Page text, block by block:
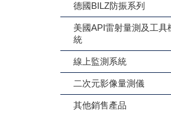
德國BILZ防振系列
美國API雷射量測及工具
統
線上監測系統
二次元影像量測儀
其他銷售產品